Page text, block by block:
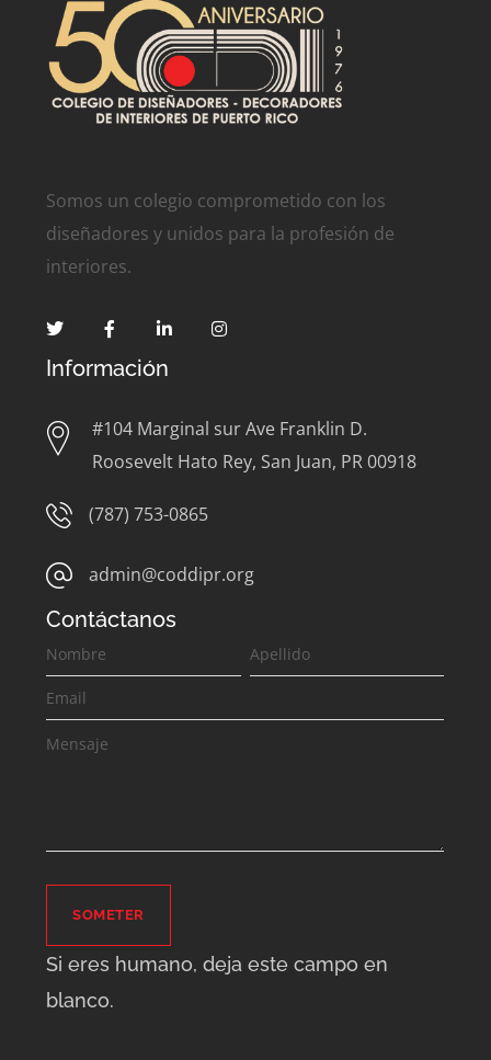
Somos un colegio comprometido con los
diseñadores y unidos para la profesión de
interiores.
Información
#104 Marginal sur Ave Franklin D.
Roosevelt Hato Rey, San Juan, PR 00918
(787) 753-0865
admin@coddipr.org
Contáctanos
Contáctanos
SOMETER
Si eres humano, deja este campo en
blanco.